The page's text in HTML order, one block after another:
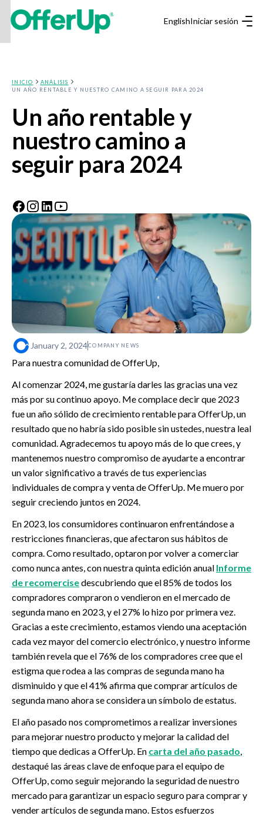
EnglishIniciar sesión
INICIO
ANÁLISIS
UN AÑO RENTABLE Y NUESTRO CAMINO A SEGUIR PARA 2024
Un año rentable y
nuestro camino a
seguir para 2024
January 2, 2024COMPANY NEWS
Para nuestra comunidad de OfferUp,
Al comenzar 2024, me gustaría darles las gracias una vez
más por su continuo apoyo. Me complace decir que 2023
fue un año sólido de crecimiento rentable para OfferUp, un
resultado que no habría sido posible sin ustedes, nuestra leal
comunidad. Agradecemos tu apoyo más de lo que crees, y
mantenemos nuestro compromiso de ayudarte a encontrar
un valor significativo a través de tus experiencias
individuales de compra y venta de OfferUp. Me muero por
seguir creciendo juntos en 2024.
En 2023, los consumidores continuaron enfrentándose a
restricciones financieras, que afectaron sus hábitos de
compra. Como resultado, optaron por volver a comerciar
como nunca antes, con nuestra quinta edición anual Informe
de recomercisedescubriendo que el 85% de todos los
compradores compraron o vendieron en el mercado de
segunda mano en 2023, y el 27% lo hizo por primera vez.
Gracias a este crecimiento, estamos viendo una aceptación
cada vez mayor del comercio electrónico, y nuestro informe
también revela que el 76% de los compradores cree que el
estigma que rodea a las compras de segunda mano ha
disminuido y que el 41% afirma que comprar artículos de
segunda mano ahora se considera un símbolo de estatus.
El año pasado nos comprometimos a realizar inversiones
para mejorar nuestro producto y mejorar la calidad del
tiempo que dedicas a OfferUp. En carta del año pasado
destaqué las áreas clave de enfoque para el equipo de
OfferUp, como seguir mejorando la seguridad de nuestro
mercado para garantizar un espacio seguro para comprar y
vender artículos de segunda mano. Estos esfuerzos